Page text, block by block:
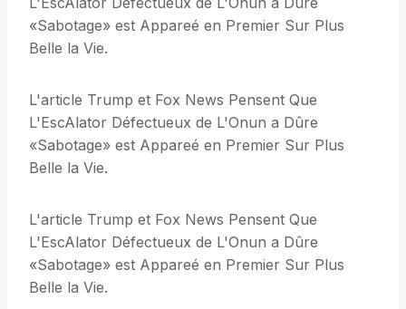
«Sabotage» est Appareé en Premier Sur Plus
Belle la Vie.
L'article Trump et Fox News Pensent Que
L'EscAlator Défectueux de L'Onun a Dûre
«Sabotage» est Appareé en Premier Sur Plus
Belle la Vie.
L'article Trump et Fox News Pensent Que
L'EscAlator Défectueux de L'Onun a Dûre
«Sabotage» est Appareé en Premier Sur Plus
Belle la Vie.